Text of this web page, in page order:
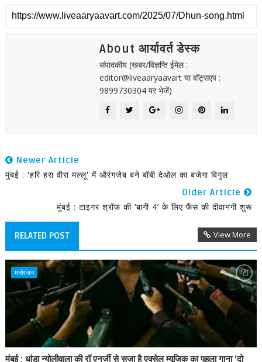
About आर्यावर्त डेस्क
संपादकीय (खबर/विज्ञप्ति ईमेल :
editor@liveaaryaavart या वॉट्सएप :
9899730304 पर भेजें)
Newer Article
मुंबई : 'हरि हरा वीरा मल्लू' में औरंगजेब बने बॉबी देओल का बजेगा बिगुल
Older Article
मुंबई : टाइगर श्रॉफ की ‘बागी 4’ के लिए फैंस की दीवानगी शुरू
RELATED POST View More
मनोरंजन
मुंबई : धांडा न्योलीवाला की रॉ एनर्जी से सजा है एक्सेल म्यूजिक का पहला गाना 'दो